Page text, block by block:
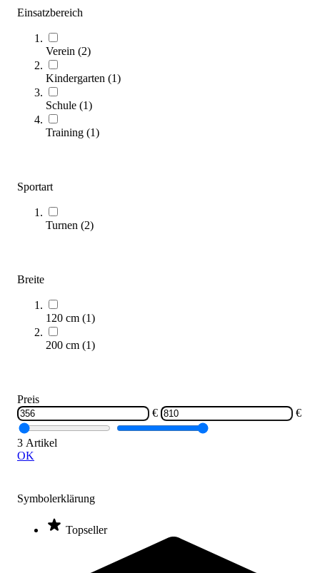
Einsatzbereich
Verein (2)
Kindergarten (1)
Schule (1)
Training (1)
Sportart
Turnen (2)
Breite
120 cm (1)
200 cm (1)
Preis
€
€
3 Artikel
OK
Symbolerklärung
Topseller
Kübler Sport® Klappbare Weichbodenmatte
Zum Produkt
Varianten zur Auswahl
Längere Lieferzeit
Zum Produkt
Längere Lieferzeit
Kategorien & Filter
Sortieren nach
Klappbare Turnmatten: Der ultimative
Kaufratgeber für Sportbegeisterte!